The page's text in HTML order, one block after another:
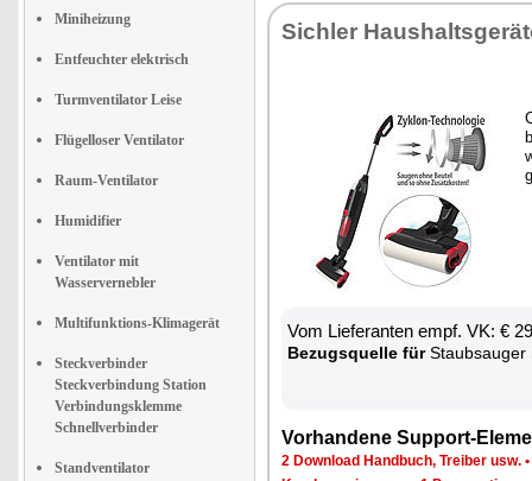
Miniheizung
Entfeuchter elektrisch
Turmventilator Leise
Flügelloser Ventilator
Raum-Ventilator
Humidifier
Ventilator mit
Wasservernebler
Multifunktions-Klimagerät
Steckverbinder
Steckverbindung Station
Verbindungsklemme
Schnellverbinder
Standventilator
Sich­ler
Vom Lie­fe­ran­ten empf. VK: €
Be­zugs­quel­le fürStaub­sau­ger
Vor­han­de­ne Sup­port-
2 Down­load Hand­buch, Trei­ber usw. •